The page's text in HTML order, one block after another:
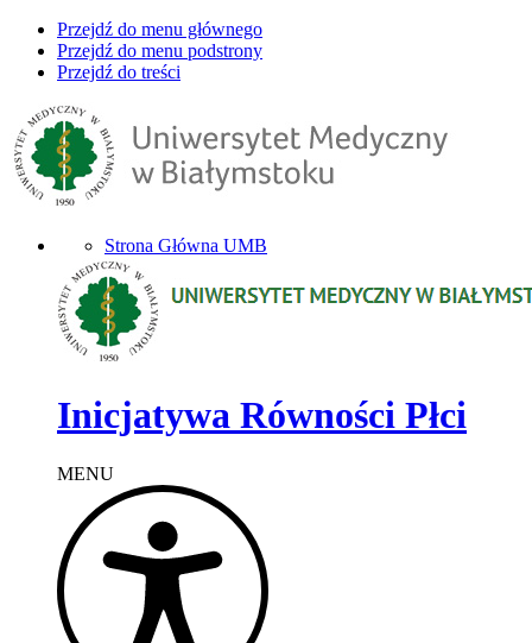
Przejdź do menu głównego
Przejdź do menu podstrony
Przejdź do treści
Strona Główna UMB
Inicjatywa Równości Płci
MENU